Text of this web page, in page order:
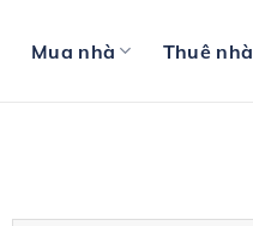
Mua nhà Thuê nhà